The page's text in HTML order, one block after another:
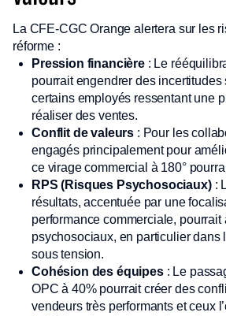
La CFE-CGC Orange alertera sur les
réforme :
Pression financière: Le
pourrait engendrer des incertitudes
certains employés ressentant une
réaliser des ventes.
Conflit de valeurs : Pour les
engagés principalement pour
ce virage commercial à 180°
RPS (Risques Psychosociaux):
résultats, accentuée par une
performance commerciale,
psychosociaux, en particulier dans
sous tension.
Cohésion des équipes: Le
OPC à 40% pourrait créer des
vendeurs très performants et ceux